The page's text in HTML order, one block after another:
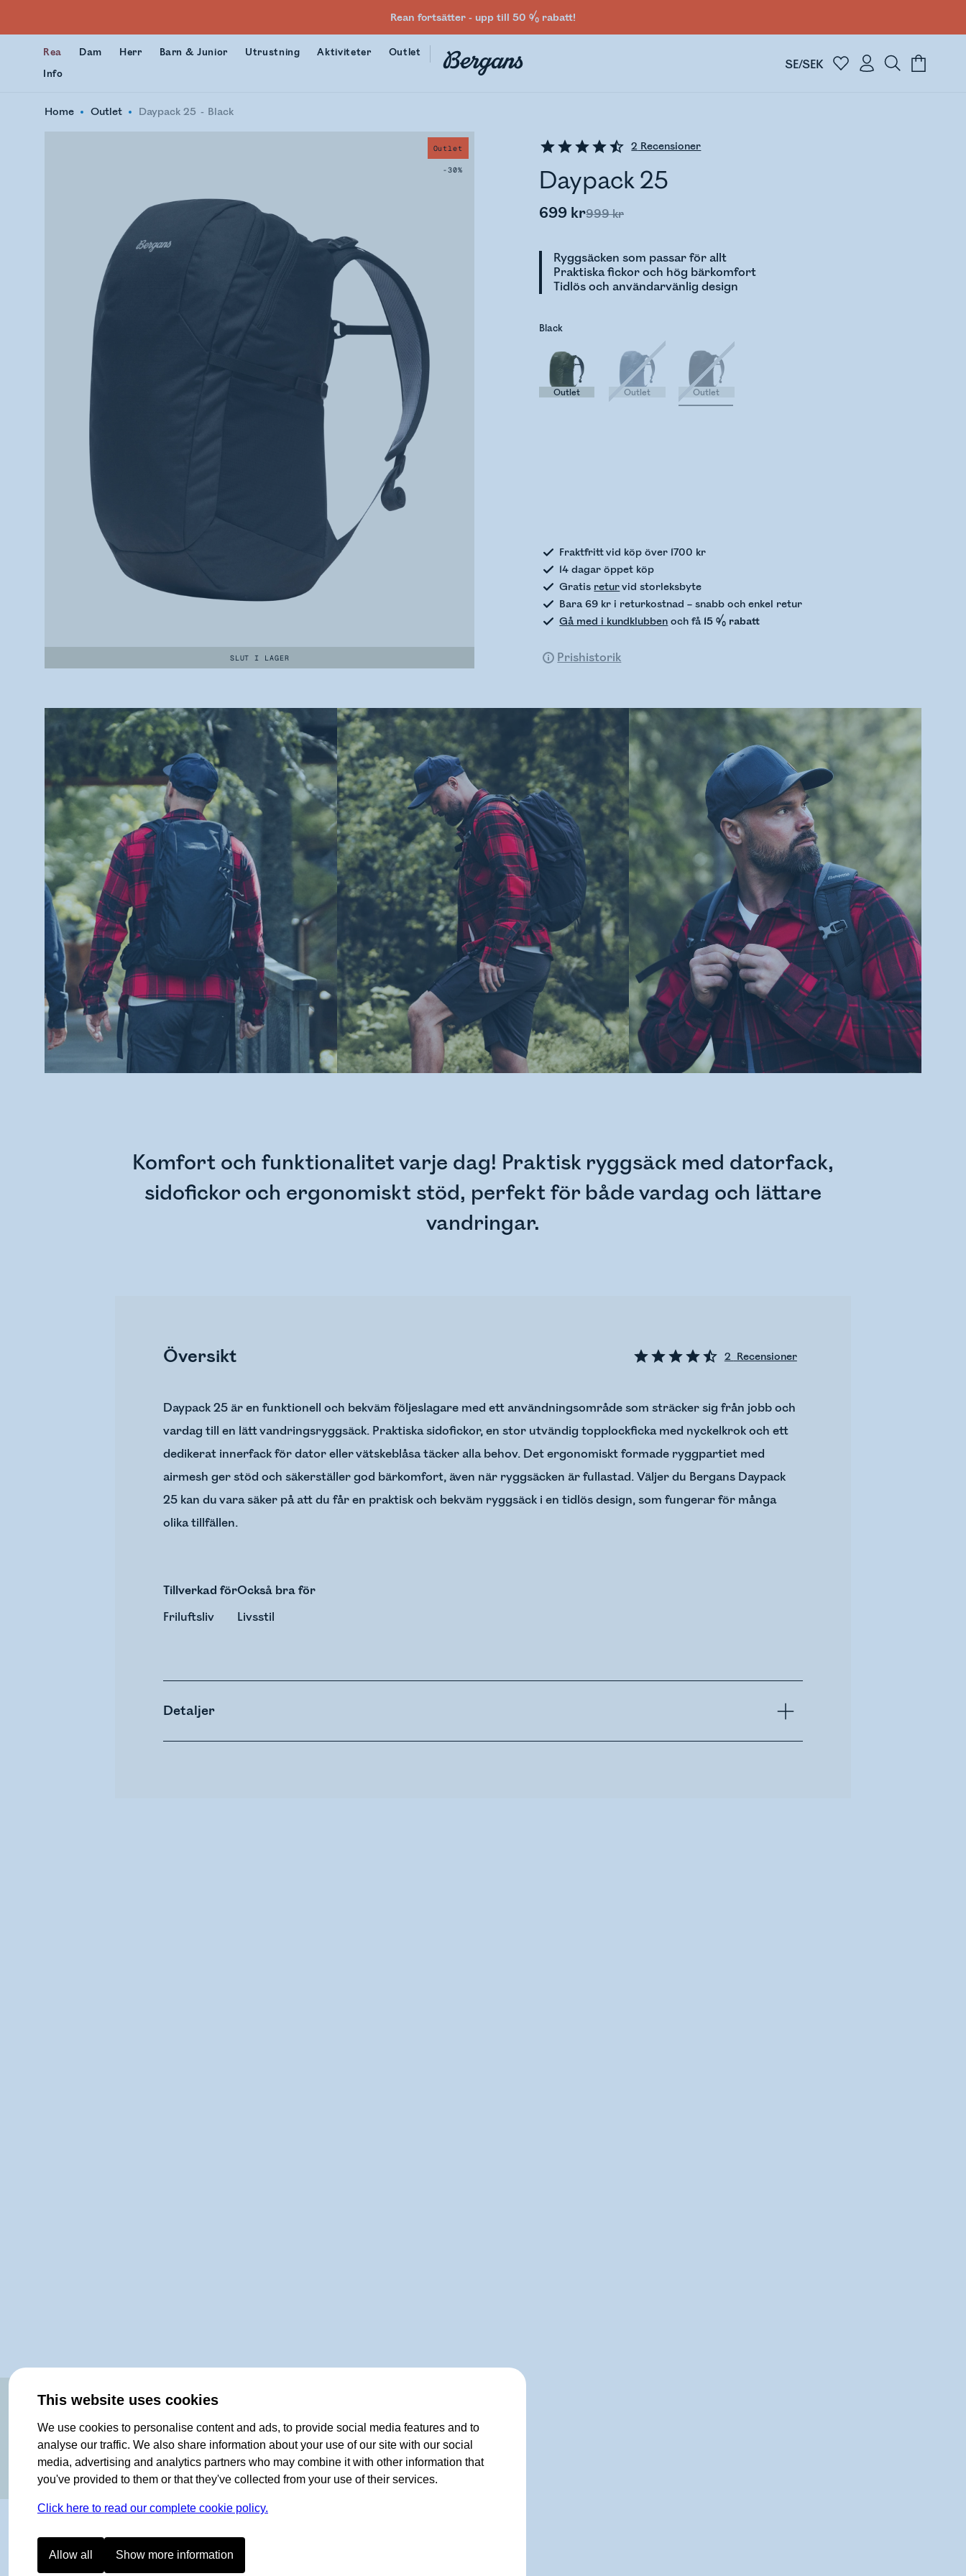
This website uses cookies
We use cookies to personalise content and ads, to provide social media features and to
analyse our traffic. We also share information about your use of our site with our social
media, advertising and analytics partners who may combine it with other information that
you've provided to them or that they've collected from your use of their services.
Click here to read our complete cookie policy.
Allow all Show more information
Rean fortsätter - upp till 50 % rabatt!
Rea Dam Herr Barn & Junior Utrustning Aktiviteter
Outlet
Info
SE/SEK
Home Outlet Daypack 25 Black
Outlet
-30%
SLUT I LAGER
2 Recensioner
Daypack 25
699 kr999 kr
Ryggsäcken som passar för allt
Praktiska fickor och hög bärkomfort
Tidlös och användarvänlig design
Black
Outlet Outlet Outlet
Fraktfritt vid köp över 1700 kr
14 dagar öppet köp
Gratis returvid storleksbyte
Bara 69 kr i returkostnad – snabb och enkel retur
Gå med i kundklubben och få 15 % rabatt
Prishistorik
Komfort och funktionalitet varje dag! Praktisk ryggsäck med datorfack,
sidofickor och ergonomiskt stöd, perfekt för både vardag och lättare
vandringar.
Översikt 2 Recensioner
Daypack 25 är en funktionell och bekväm följeslagare med ett användningsområde som sträcker sig från jobb och
vardag till en lätt vandringsryggsäck. Praktiska sidofickor, en stor utvändig topplockficka med nyckelkrok och ett
dedikerat innerfack för dator eller vätskeblåsa täcker alla behov. Det ergonomiskt formade ryggpartiet med
airmesh ger stöd och säkerställer god bärkomfort, även när ryggsäcken är fullastad. Väljer du Bergans Daypack
25 kan du vara säker på att du får en praktisk och bekväm ryggsäck i en tidlös design, som fungerar för många
olika tillfällen.
Tillverkad för
Friluftsliv
Också bra för
Livsstil
Detaljer